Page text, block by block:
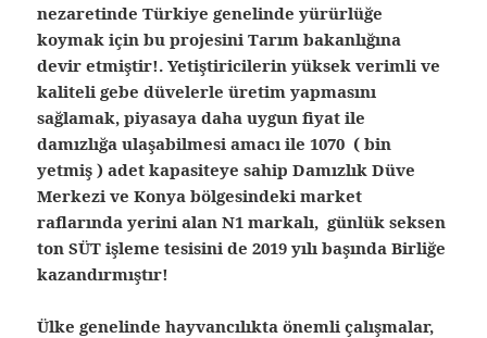
nezaretinde Türkiye genelinde yürürlüğe
koymak için bu projesini Tarım bakanlığına
devir etmiştir!. Yetiştiricilerin yüksek verimli ve
kaliteli gebe düvelerle üretim yapmasını
sağlamak, piyasaya daha uygun fiyat ile
damızlığa ulaşabilmesi amacı ile 1070 ( bin
yetmiş ) adet kapasiteye sahip Damızlık Düve
Merkezi ve Konya bölgesindeki market
raflarında yerini alan N1 markalı, günlük seksen
ton SÜT işleme tesisini de 2019 yılı başında Birliğe
kazandırmıştır!
Ülke genelinde hayvancılıkta önemli çalışmalar,